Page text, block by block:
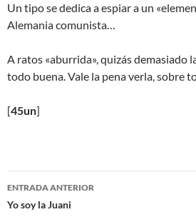
Un tipo se dedica a espiar a un
Alemania comunista…
A ratos «aburrida», quizás demasiado
todo buena. Vale la pena verla, sobre
[45un]
Navegación
de
ENTRADA ANTERIOR
Yo soy la Juani